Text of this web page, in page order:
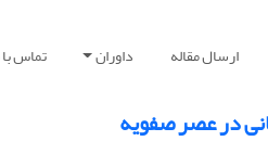
ارسال مقاله داوران تماس با
در عصر صفویه